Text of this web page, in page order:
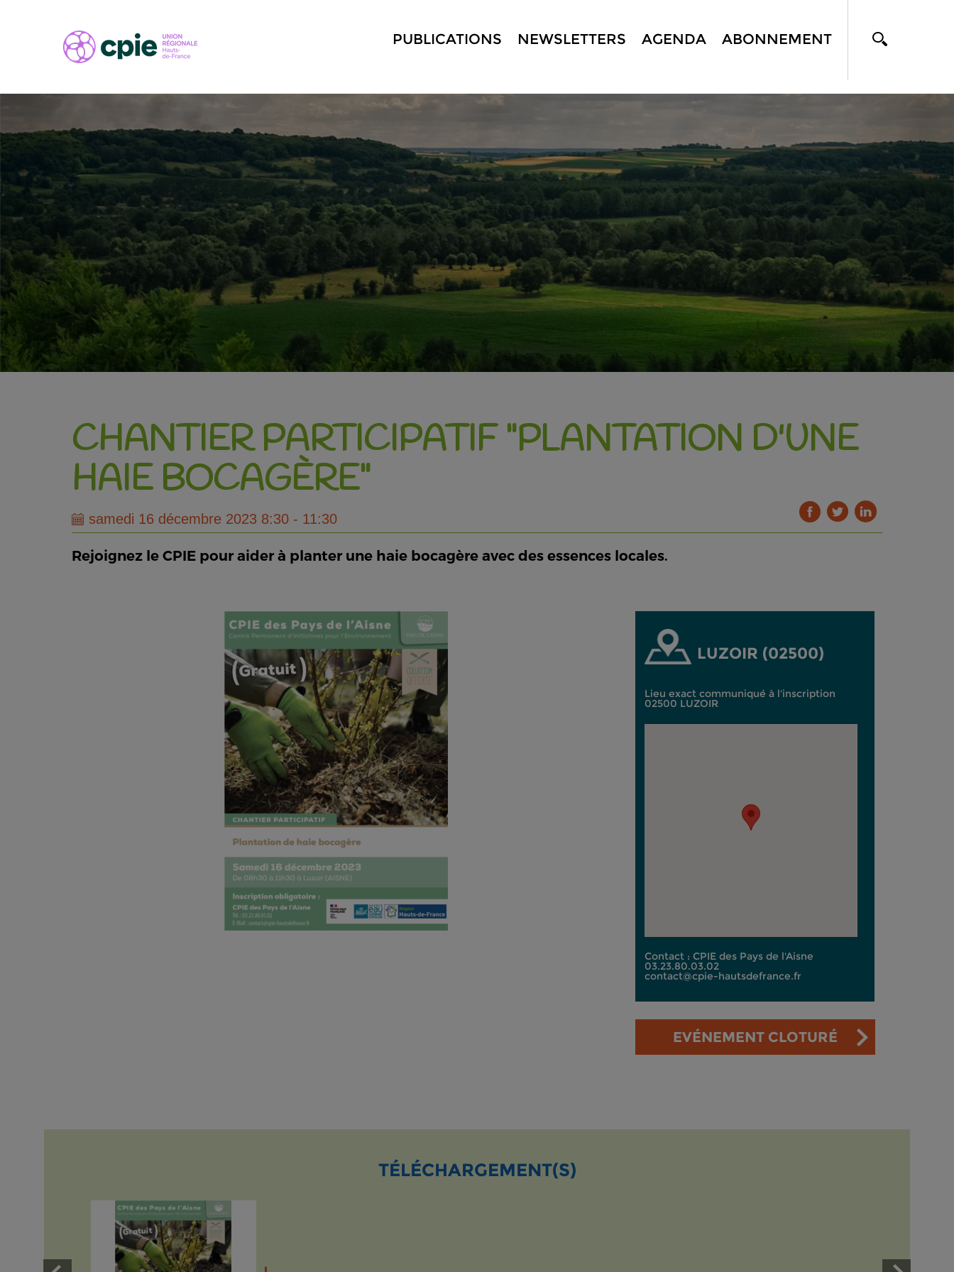
PUBLICATIONS NEWSLETTERS AGENDA ABONNEMENT
CHANTIER PARTICIPATIF "PLANTATION D'UNE
HAIE BOCAGÈRE"
samedi 16 décembre 2023 8:30 - 11:30
Rejoignez le CPIE pour aider à planter une haie bocagère avec des essences locales.
LUZOIR (02500)
Lieu exact communiqué à l'inscription
02500 LUZOIR
Contact : CPIE des Pays de l'Aisne
03.23.80.03.02
contact@cpie-hautsdefrance.fr
EVÉNEMENT CLOTURÉ
TÉLÉCHARGEMENT(S)